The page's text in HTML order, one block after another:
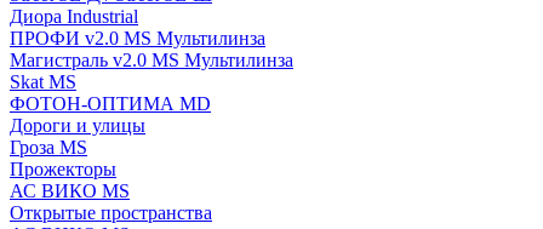
Диора Industrial
ПРОФИ v2.0 MS Мультилинза
Магистраль v2.0 MS Мультилинза
Skat MS
ФОТОН-ОПТИМА MD
Дороги и улицы
Гроза MS
Прожекторы
АС ВИКО MS
Открытые пространства